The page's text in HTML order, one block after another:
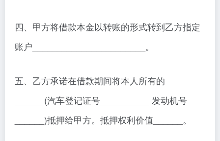
四、甲方将借款本金以转账的形式转到乙方指定
账户_______________________。
五、乙方承诺在借款期间将本人所有的
______(汽车登记证号__________ 发动机号
______)抵押给甲方。抵押权利价值______。